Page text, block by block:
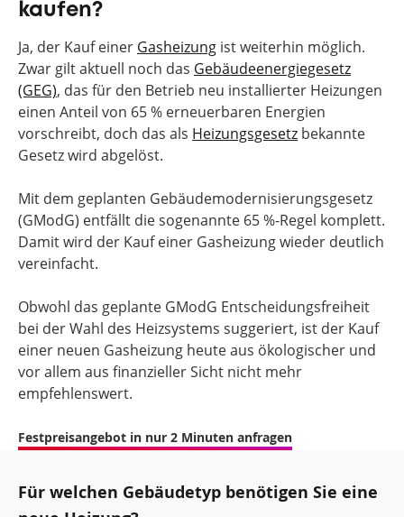
kaufen?
Ja, der Kauf einer Gasheizung ist weiterhin möglich.
Zwar gilt aktuell noch das Gebäudeenergiegesetz
(GEG), das für den Betrieb neu installierter Heizungen
einen Anteil von 65 % erneuerbaren Energien
vorschreibt, doch das als Heizungsgesetz bekannte
Gesetz wird abgelöst.
Mit dem geplanten Gebäudemodernisierungsgesetz
(GModG) entfällt die sogenannte 65 %-Regel komplett.
Damit wird der Kauf einer Gasheizung wieder deutlich
vereinfacht.
Obwohl das geplante GModG Entscheidungsfreiheit
bei der Wahl des Heizsystems suggeriert, ist der Kauf
einer neuen Gasheizung heute aus ökologischer und
vor allem aus finanzieller Sicht nicht mehr
empfehlenswert.
Festpreisangebot in nur 2 Minuten anfragen
Für welchen Gebäudetyp benötigen Sie eine